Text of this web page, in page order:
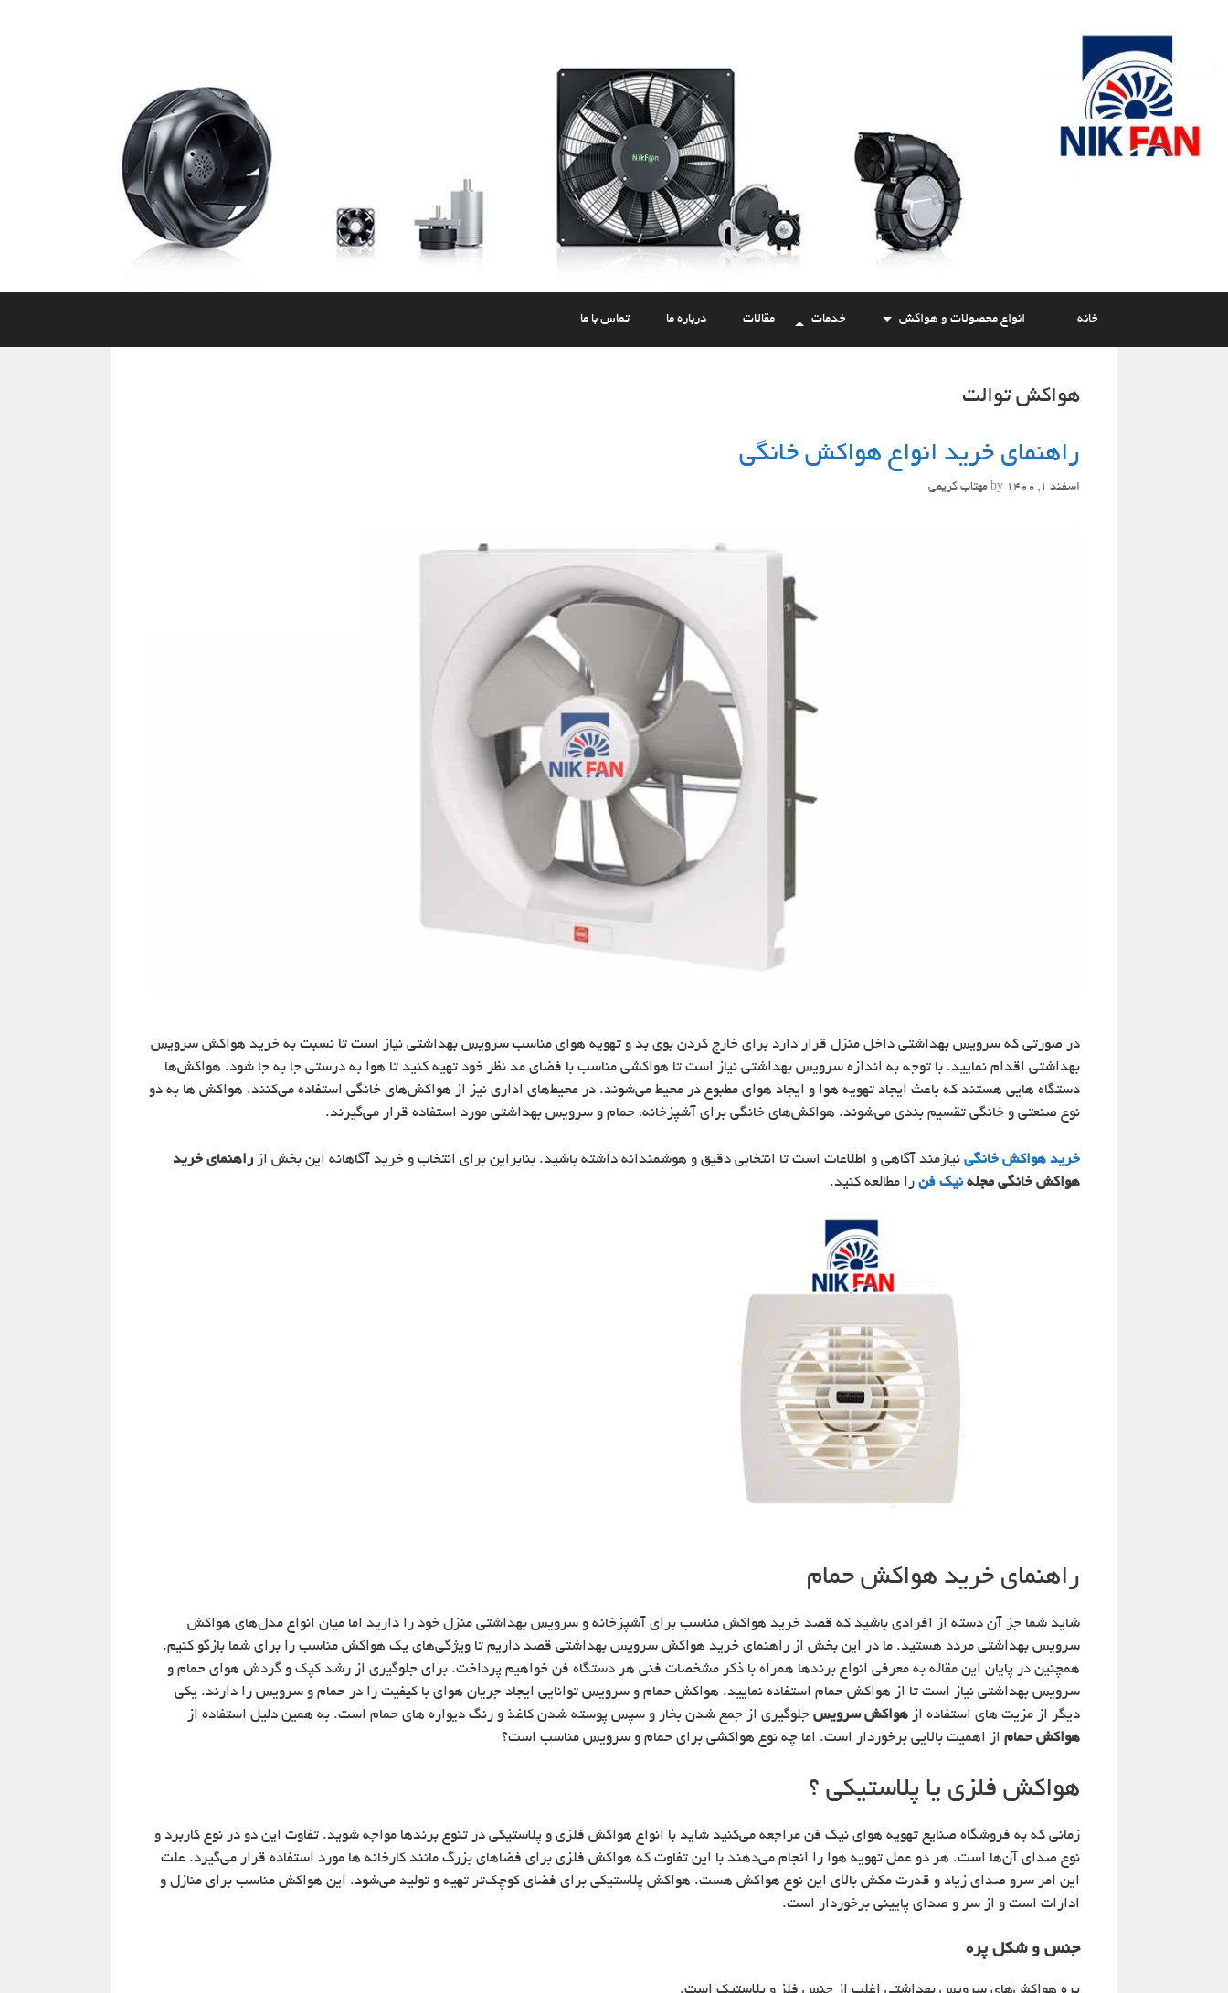
خانه انواع محصولات و هواکش خدمات مقالات درباره ما تماس با ما
هواکش توالت
راهنمای خرید انواع هواکش خانگی
اسفند 1, 1400 by مهتاب کریمی
در صورتی که سرویس بهداشتی داخل منزل قرار دارد برای خارج کردن بوی بد و تهویه هوای مناسب سرویس بهداشتی نیاز است تا نسبت به خرید هواکش سرویس
بهداشتی اقدام نمایید. با توجه به اندازه سرویس بهداشتی نیاز است تا هواکشی مناسب با فضای مد نظر خود تهیه کنید تا هوا به درستی جا به جا شود. هواکش‌ها
دستگاه هایی هستند که باعث ایجاد تهویه هوا و ایجاد هوای مطبوع در محیط می‌شوند. در محیط‌های اداری نیز از هواکش‌های خانگی استفاده می‌کنند. هواکش ها به دو
نوع صنعتی و خانگی تقسیم بندی می‌شوند. هواکش‌های خانگی برای آشپزخانه، حمام و سرویس بهداشتی مورد استفاده قرار می‌گیرند.
خرید هواکش خانگی نیازمند آگاهی و اطلاعات است تا انتخابی دقیق و هوشمندانه داشته باشید. بنابراین برای انتخاب و خرید آگاهانه این بخش از راهنمای خرید
هواکش خانگی مجله نیک فن را مطالعه کنید.
راهنمای خرید هواکش حمام
شاید شما جز آن دسته از افرادی باشید که قصد خرید هواکش مناسب برای آشپزخانه و سرویس بهداشتی منزل خود را دارید اما میان انواع مدل‌های هواکش
سرویس بهداشتی مردد هستید. ما در این بخش از راهنمای خرید هواکش سرویس بهداشتی قصد داریم تا ویژگی‌های یک هواکش مناسب را برای شما بازگو کنیم.
همچنین در پایان این مقاله به معرفی انواع برندها همراه با ذکر مشخصات فنی هر دستگاه فن خواهیم پرداخت. برای جلوگیری از رشد کپک و گردش هوای حمام و
سرویس بهداشتی نیاز است تا از هواکش حمام استفاده نمایید. هواکش حمام و سرویس توانایی ایجاد جریان هوای با کیفیت را در حمام و سرویس را دارند. یکی
دیگر از مزیت های استفاده از هواکش سرویس جلوگیری از جمع شدن بخار و سپس پوسته شدن کاغذ و رنگ دیواره های حمام است. به همین دلیل استفاده از
هواکش حمام از اهمیت بالایی برخوردار است. اما چه نوع هواکشی برای حمام و سرویس مناسب است؟
هواکش فلزی یا پلاستیکی ؟
زمانی که به فروشگاه صنایع تهویه هوای نیک فن مراجعه می‌کنید شاید با انواع هواکش فلزی و پلاستیکی در تنوع برندها مواجه شوید. تفاوت این دو در نوع کاربرد و
نوع صدای آن‌ها است. هر دو عمل تهویه هوا را انجام می‌دهند با این تفاوت که هواکش فلزی برای فضاهای بزرگ مانند کارخانه ها مورد استفاده قرار می‌گیرد. علت
این امر سرو صدای زیاد و قدرت مکش بالای این نوع هواکش هست. هواکش پلاستیکی برای فضای کوچک‌تر تهیه و تولید می‌شود. این هواکش مناسب برای منازل و
ادارات است و از سر و صدای پایینی برخوردار است.
جنس و شکل پره